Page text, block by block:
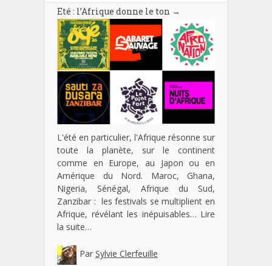
Eté : l’Afrique donne le ton →
L'été en particulier, l'Afrique résonne sur
toute la planète, sur le continent
comme en Europe, au Japon ou en
Amérique du Nord. Maroc, Ghana,
Nigeria, Sénégal, Afrique du Sud,
Zanzibar : les festivals se multiplient en
Afrique, révélant les inépuisables… Lire
la suite…
Par Sylvie Clerfeuille